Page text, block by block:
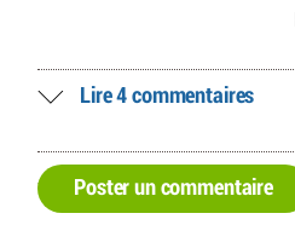
Lire 4 commentaires
Poster un commentaire